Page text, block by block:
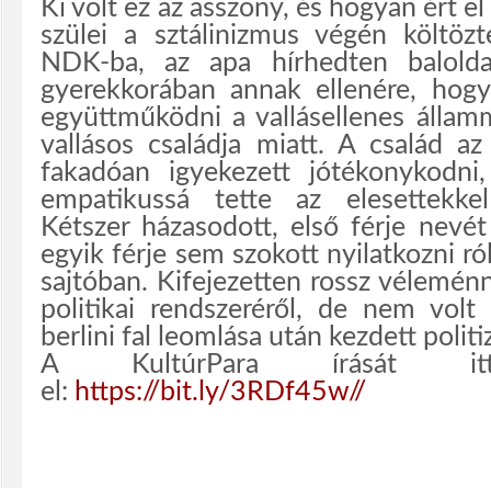
Ki volt ez az asszony, és hogyan ért
szülei a sztálinizmus végén
NDK-ba, az apa hírhedten
gyerekkorában annak ellenére,
együttműködni a vallásellenes
vallásos családja miatt. A család
fakadóan igyekezett
empatikussá tette az elesettekkel
Kétszer házasodott, első férje
egyik férje sem szokott nyilatkozni
sajtóban. Kifejezetten rossz
politikai rendszeréről, de nem
berlini fal leomlása után kezdett
A KultúrPara írását itt
el: https://bit.ly/3RDf45w//